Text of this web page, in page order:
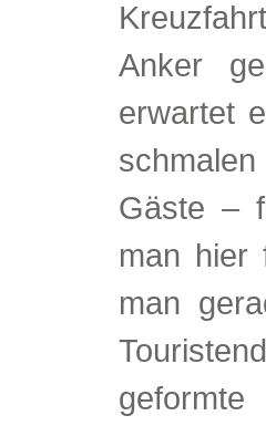
Anker
erwartet
Gäste –
man hier
man